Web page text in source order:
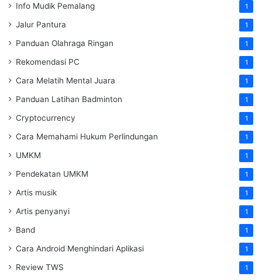
Info Mudik Pemalang 1
Jalur Pantura 1
Panduan Olahraga Ringan 1
Rekomendasi PC 1
Cara Melatih Mental Juara 1
Panduan Latihan Badminton 1
Cryptocurrency 1
Cara Memahami Hukum Perlindungan 1
UMKM 1
Pendekatan UMKM 1
Artis musik 1
Artis penyanyi 1
Band 1
Cara Android Menghindari Aplikasi 1
Review TWS 1